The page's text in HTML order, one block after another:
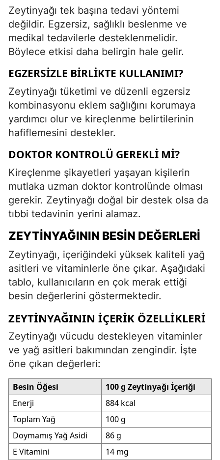
Zeytinyağı tek başına tedavi yöntemi
değildir. Egzersiz, sağlıklı beslenme ve
medikal tedavilerle desteklenmelidir.
Böylece etkisi daha belirgin hale gelir.
EGZERSIZLE BIRLIKTE KULLANIMI?
Zeytinyağı tüketimi ve düzenli egzersiz
kombinasyonu eklem sağlığını korumaya
yardımcı olur ve kireçlenme belirtilerinin
hafiflemesini destekler.
DOKTOR KONTROLÜ GEREKLI MI?
Kireçlenme şikayetleri yaşayan kişilerin
mutlaka uzman doktor kontrolünde olması
gerekir. Zeytinyağı doğal bir destek olsa da
tıbbi tedavinin yerini alamaz.
ZEYTINYAĞININ BESIN DEĞERLERI
Zeytinyağı, içeriğindeki yüksek kaliteli yağ
asitleri ve vitaminlerle öne çıkar. Aşağıdaki
tablo, kullanıcıların en çok merak ettiği
besin değerlerini göstermektedir.
ZEYTINYAĞININ İÇERIK ÖZELLIKLERI
Zeytinyağı vücudu destekleyen vitaminler
ve yağ asitleri bakımından zengindir. İşte
öne çıkan değerleri:
Besin Öğesi
100 g Zeytinyağı İçeriği
Enerji
884 kcal
Toplam Yağ
100 g
Doymamış Yağ Asidi
86 g
E Vitamini
14 mg